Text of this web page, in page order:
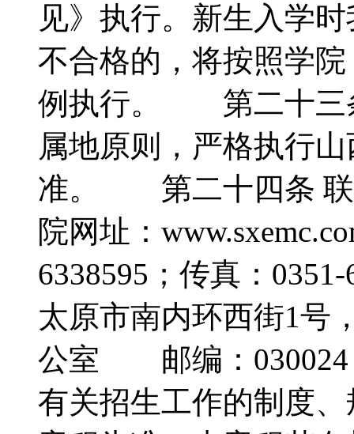
见》执行。新生入学
不合格的，将按照学
例执行。 第二十三
属地原则，严格执行
准。 第二十四条
院网址：
6338595；传真：
太原市南内环西街1号
公室 邮编：
有关招生工作的制度